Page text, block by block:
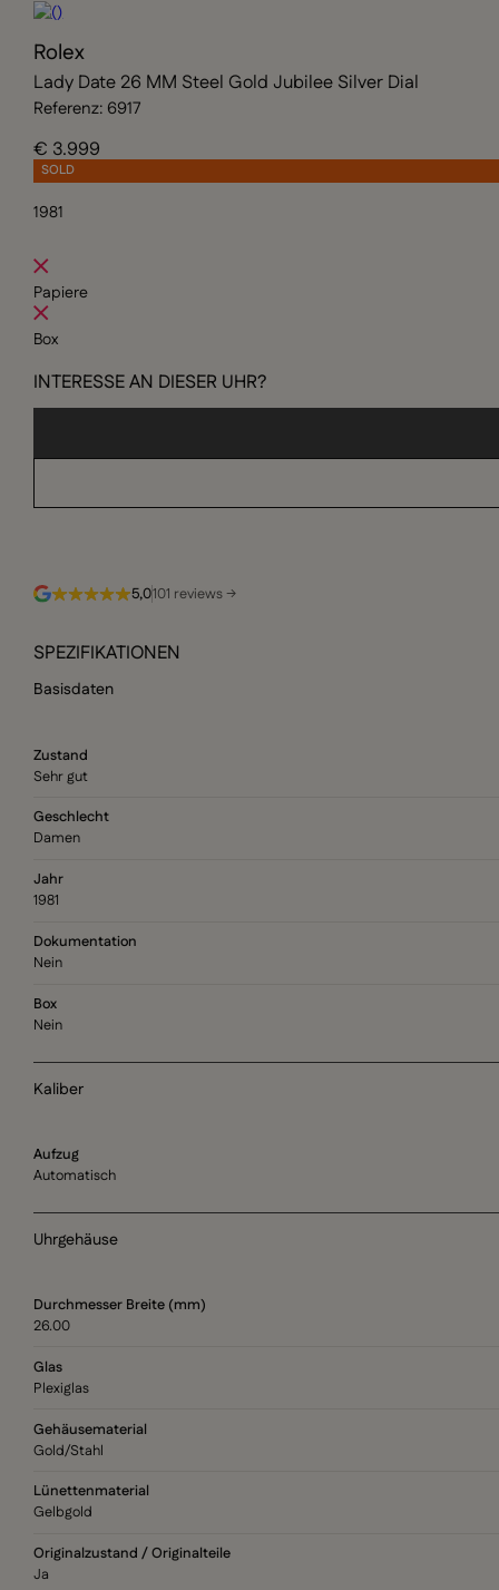
Rolex
Lady Date 26 MM Steel Gold Jubilee Silver Dial
Referenz: 6917
€ 3.999
SOLD
1981
Papiere
Box
INTERESSE AN DIESER UHR?
5,0101 reviews →
SPEZIFIKATIONEN
Basisdaten
Zustand
Sehr gut
Geschlecht
Damen
Jahr
1981
Dokumentation
Nein
Box
Nein
Kaliber
Aufzug
Automatisch
Uhrgehäuse
Durchmesser Breite (mm)
26.00
Glas
Plexiglas
Gehäusematerial
Gold/Stahl
Lünettenmaterial
Gelbgold
Originalzustand / Originalteile
Ja